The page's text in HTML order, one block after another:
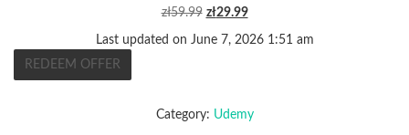
zł59.99 ORIGINAL
WAS:
zł29.99CURRENT
Last updated on June 7, 2026 1:51 am
REDEEM OFFER
Category: Udemy